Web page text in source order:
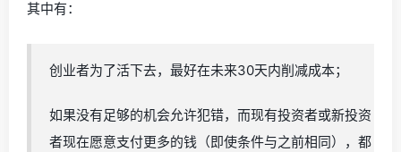
其中有：
创业者为了活下去，最好在未来30天内削减成本；
如果没有足够的机会允许犯错，而现有投资者或新投资
者现在愿意支付更多的钱（即使条件与之前相同），都